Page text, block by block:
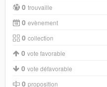
0 trouvaille
0 evènement
0 collection
0 vote favorable
0 vote défavorable
0 proposition